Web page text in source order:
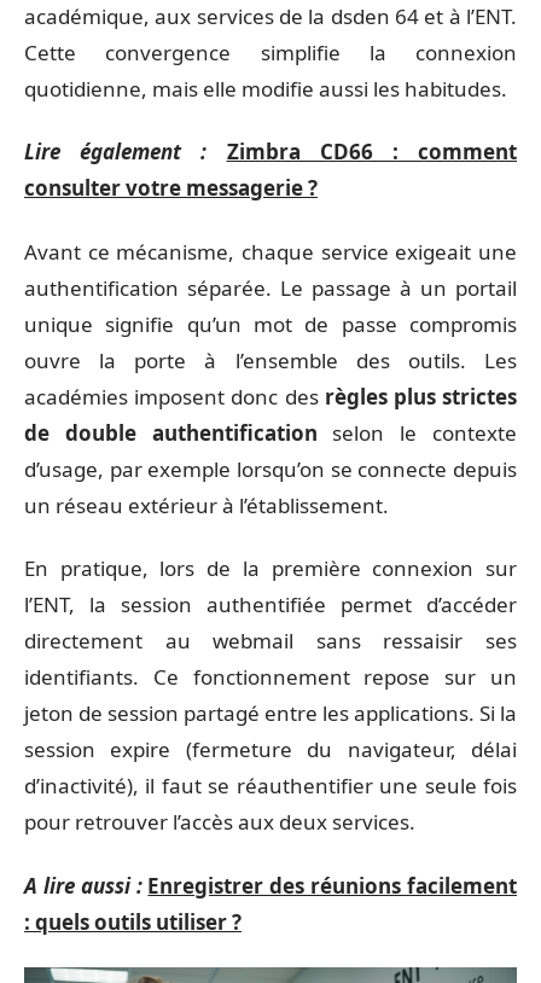
académique, aux services de la dsden 64 et à l’ENT.
Cette convergence simplifie la connexion
quotidienne, mais elle modifie aussi les habitudes.
Lire également :
Zimbra CD66 : comment
consulter votre messagerie ?
Avant ce mécanisme, chaque service exigeait une
authentification séparée. Le passage à un portail
unique signifie qu’un mot de passe compromis
ouvre la porte à l’ensemble des outils. Les
académies imposent donc des règles plus strictes
de double authentification selon le contexte
d’usage, par exemple lorsqu’on se connecte depuis
un réseau extérieur à l’établissement.
En pratique, lors de la première connexion sur
l’ENT, la session authentifiée permet d’accéder
directement au webmail sans ressaisir ses
identifiants. Ce fonctionnement repose sur un
jeton de session partagé entre les applications. Si la
session expire (fermeture du navigateur, délai
d’inactivité), il faut se réauthentifier une seule fois
pour retrouver l’accès aux deux services.
A lire aussi : Enregistrer des réunions facilement
: quels outils utiliser ?